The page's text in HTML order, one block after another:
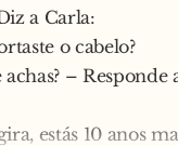
a Carla:
o cabelo?
– Responde
estás 10 anos